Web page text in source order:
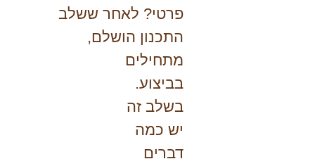
פרטי? לאחר ששלב
התכנון הושלם,
מתחילים
בביצוע.
בשלב זה
יש כמה
דברים